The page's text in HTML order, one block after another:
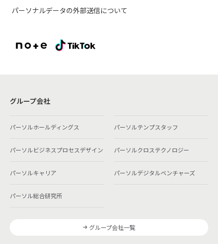
パーソナルデータの外部送信について
グループ会社
パーソルホールディングス パーソルテンプスタッフ
パーソルビジネスプロセスデザイン パーソルクロステクノロジー
パーソルキャリア パーソルデジタルベンチャーズ
パーソル総合研究所
グループ会社一覧